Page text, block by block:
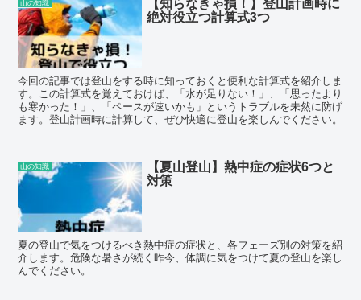
山の知識
絶対役立つ計算式3つ
今回の記事では登山をする時に知っておくと便利な計算式を紹介しま
す。この計算式を覚えておけば、「水が足りない！」、「思ったより
も寒かった！」、「ペースが速いかも」というトラブルを未然に防げ
ます。登山計画時に計算して、ぜひ快適に登山を楽しんでください。
山の知識 【夏山登山】熱中症の症状6つと
対策
夏の登山で気をつけるべき熱中症の症状と、各フェーズ別の対策を紹
介します。危険な暑さが続く昨今、体調に気をつけて夏の登山を楽し
んでください。